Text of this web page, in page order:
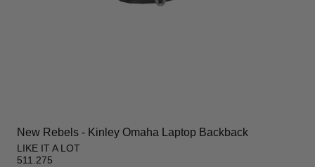
New Rebels - Kinley Omaha Laptop Backback
LIKE IT A LOT
511.275